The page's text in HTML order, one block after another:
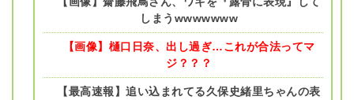
しまうwwwwwww
【画像】樋口日奈、出し過ぎ…これが合法ってマ
ジ？？？
【最高速報】追い込まれてる久保史緒里ちゃんの表